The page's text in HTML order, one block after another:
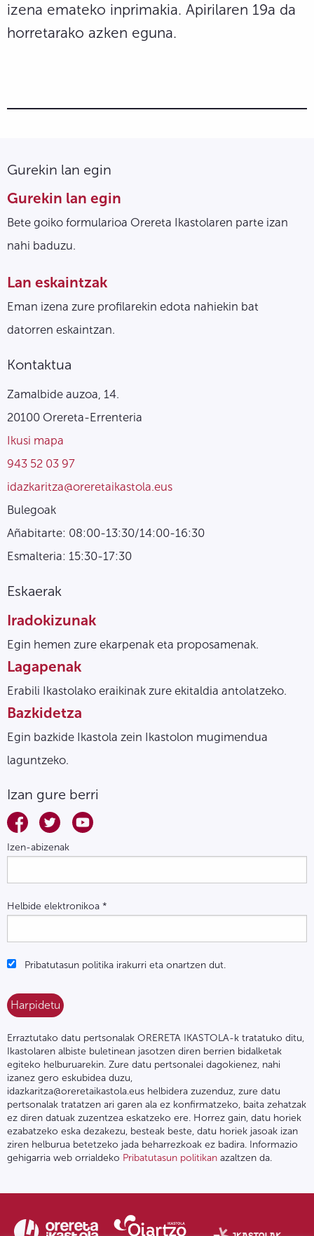
izena emateko inprimakia. Apirilaren 19a da
horretarako azken eguna.
Gurekin lan egin
Gurekin lan egin
Bete goiko formularioa Orereta Ikastolaren parte izan
nahi baduzu.
Lan eskaintzak
Eman izena zure profilarekin edota nahiekin bat
datorren eskaintzan.
Kontaktua
Zamalbide auzoa, 14.
20100 Orereta-Errenteria
Ikusi mapa
943 52 03 97
idazkaritza@oreretaikastola.eus
Bulegoak
Añabitarte: 08:00-13:30/14:00-16:30
Esmalteria: 15:30-17:30
Eskaerak
Iradokizunak
Egin hemen zure ekarpenak eta proposamenak.
Lagapenak
Erabili Ikastolako eraikinak zure ekitaldia antolatzeko.
Bazkidetza
Egin bazkide Ikastola zein Ikastolon mugimendua
laguntzeko.
Izan gure berri
Izen-abizenak
Helbide elektronikoa *
Pribatutasun politika irakurri eta onartzen dut.
Erraztutako datu pertsonalak ORERETA IKASTOLA-k tratatuko ditu,
Ikastolaren albiste buletinean jasotzen diren berrien bidalketak
egiteko helburuarekin. Zure datu pertsonalei dagokienez, nahi
izanez gero eskubidea duzu,
idazkaritza@oreretaikastola.eus helbidera zuzenduz, zure datu
pertsonalak tratatzen ari garen ala ez konfirmatzeko, baita zehatzak
ez diren datuak zuzentzea eskatzeko ere. Horrez gain, datu horiek
ezabatzeko eska dezakezu, besteak beste, datu horiek jasoak izan
ziren helburua betetzeko jada beharrezkoak ez badira. Informazio
gehigarria web orrialdeko Pribatutasun politikan azaltzen da.